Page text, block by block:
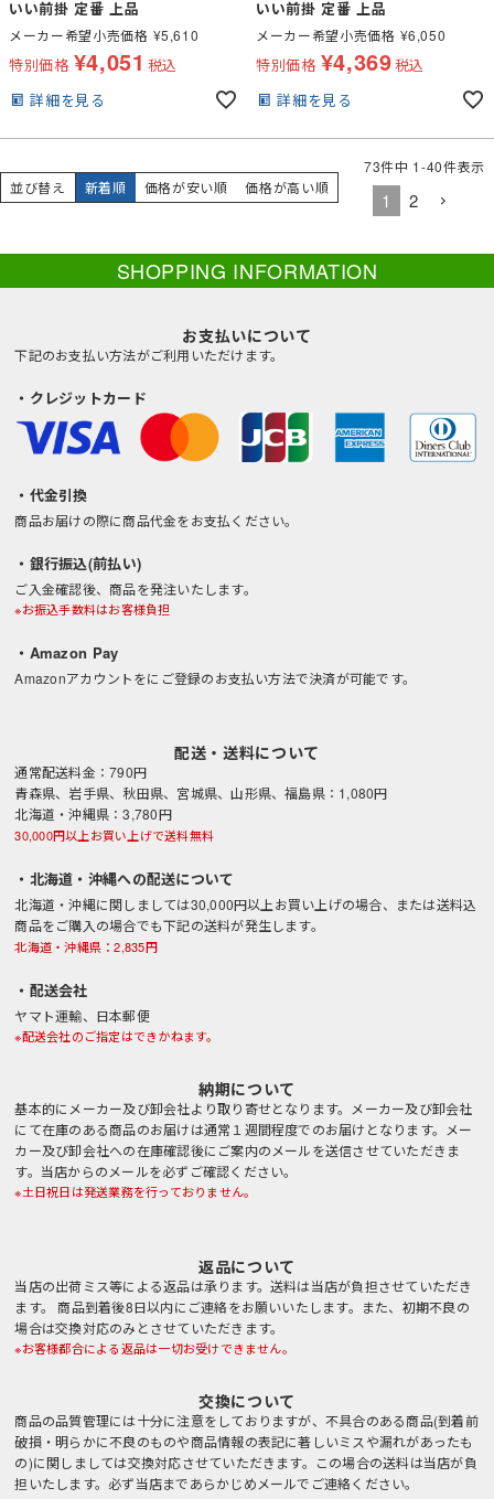
いい前掛 定番 上品
メーカー希望小売価格 ¥5,610
特別価格 ¥4,051 税込
詳細を見る
いい前掛 定番 上品
メーカー希望小売価格 ¥6,050
特別価格 ¥4,369税込
詳細を見る
並び替え 新着順 価格が安い順 価格が高い順
73件中 1-40件表示
1 2
SHOPPING INFORMATION
お支払いについて
下記のお支払い方法がご利用いただけます。
・クレジットカード
・代金引換
商品お届けの際に商品代金をお支払ください。
・銀行振込(前払い)
ご入金確認後、商品を発注いたします。
※お振込手数料はお客様負担
・Amazon Pay
Amazonアカウントをにご登録のお支払い方法で決済が可能です。
配送・送料について
通常配送料金：790円
青森県、岩手県、秋田県、宮城県、山形県、福島県：1,080円
北海道・沖縄県：3,780円
30,000円以上お買い上げで送料無料
・北海道・沖縄への配送について
北海道・沖縄に関しましては30,000円以上お買い上げの場合、または送料込
商品をご購入の場合でも下記の送料が発生します。
北海道・沖縄県：2,835円
・配送会社
ヤマト運輸、日本郵便
※配送会社のご指定はできかねます。
納期について
基本的にメーカー及び卸会社より取り寄せとなります。メーカー及び卸会社
にて在庫のある商品のお届けは通常１週間程度でのお届けとなります。メー
カー及び卸会社への在庫確認後にご案内のメールを送信させていただきま
す。当店からのメールを必ずご確認ください。
※土日祝日は発送業務を行っておりません。
返品について
当店の出荷ミス等による返品は承ります。送料は当店が負担させていただき
ます。 商品到着後8日以内にご連絡をお願いいたします。また、初期不良の
場合は交換対応のみとさせていただきます。
※お客様都合による返品は一切お受けできません。
交換について
商品の品質管理には十分に注意をしておりますが、不具合のある商品(到着前
破損・明らかに不良のものや商品情報の表記に著しいミスや漏れがあったも
の)に関しましては交換対応させていただきます。この場合の送料は当店が負
担いたします。必ず当店まであらかじめメールでご連絡ください。